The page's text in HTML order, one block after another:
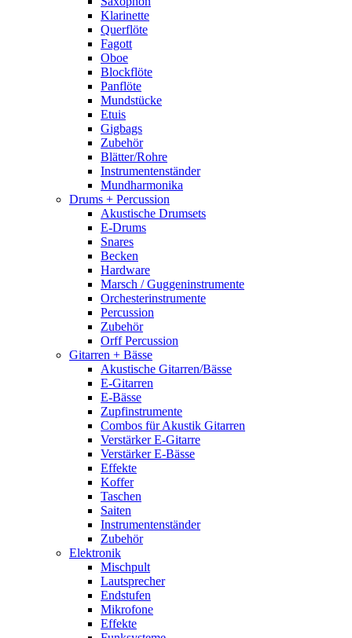
Klarinette
Querflöte
Fagott
Oboe
Blockflöte
Panflöte
Mundstücke
Etuis
Gigbags
Zubehör
Blätter/Rohre
Instrumentenständer
Mundharmonika
Drums + Percussion
Akustische Drumsets
E-Drums
Snares
Becken
Hardware
Marsch / Guggeninstrumente
Orchesterinstrumente
Percussion
Zubehör
Orff Percussion
Gitarren + Bässe
Akustische Gitarren/Bässe
E-Gitarren
E-Bässe
Zupfinstrumente
Combos für Akustik Gitarren
Verstärker E-Gitarre
Verstärker E-Bässe
Effekte
Koffer
Taschen
Saiten
Instrumentenständer
Zubehör
Elektronik
Mischpult
Lautsprecher
Endstufen
Mikrofone
Effekte